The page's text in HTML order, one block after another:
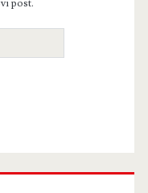
post.